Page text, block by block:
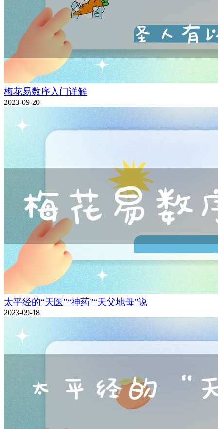
梅花易数序入门详解
2023-09-20
太平经的“天医”“神药”“天父地母”说
2023-09-18